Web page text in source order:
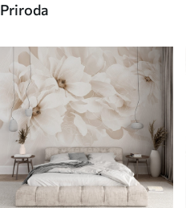
Priroda